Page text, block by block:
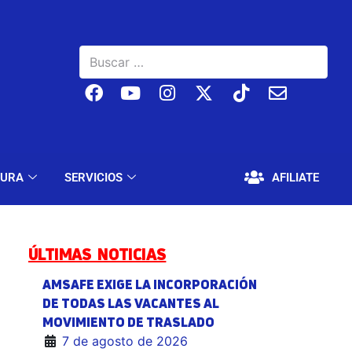
SERVICIOS AFILIATE
EDUCACIÓN Y CULTURA SERVICIOS
ÚLTIMAS NOTICIAS
AMSAFE EXIGE LA INCORPORACIÓN
DE TODAS LAS VACANTES AL
MOVIMIENTO DE TRASLADO
7 de agosto de 2026